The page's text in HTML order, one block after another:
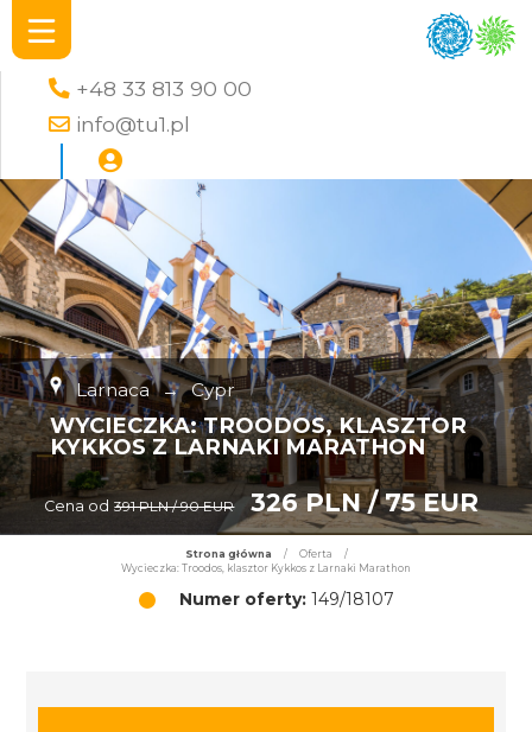
+48 33 813 90 00
info@tu1.pl
Larnaca → Cypr
WYCIECZKA: TROODOS, KLASZTOR
KYKKOS Z LARNAKI MARATHON
Cena od 391 PLN / 90 EUR 326 PLN / 75 EUR
Strona główna / Oferta
/
Wycieczka: Troodos, klasztor Kykkos z Larnaki Marathon
Numer oferty:149/18107